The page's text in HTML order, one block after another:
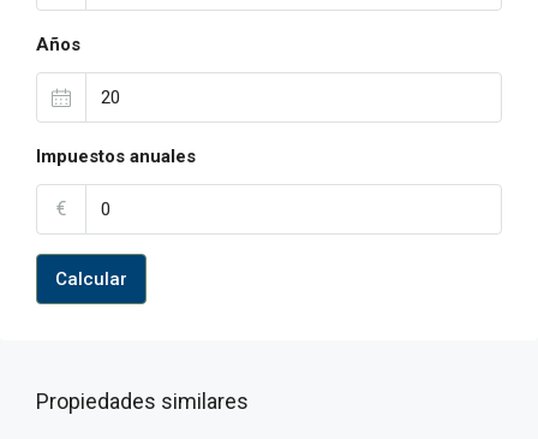
Años
Impuestos anuales
€
Calcular
Propiedades similares